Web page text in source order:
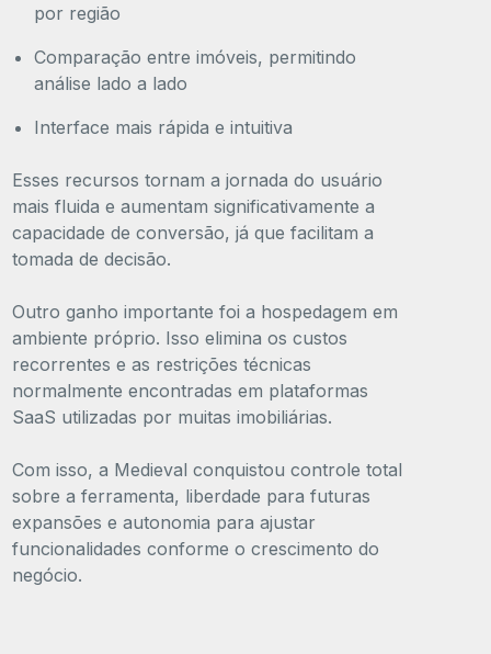
por região
Comparação entre imóveis, permitindo
análise lado a lado
Interface mais rápida e intuitiva
Esses recursos tornam a jornada do usuário
mais fluida e aumentam significativamente a
capacidade de conversão, já que facilitam a
tomada de decisão.
Outro ganho importante foi a hospedagem em
ambiente próprio. Isso elimina os custos
recorrentes e as restrições técnicas
normalmente encontradas em plataformas
SaaS utilizadas por muitas imobiliárias.
Com isso, a Medieval conquistou controle total
sobre a ferramenta, liberdade para futuras
expansões e autonomia para ajustar
funcionalidades conforme o crescimento do
negócio.